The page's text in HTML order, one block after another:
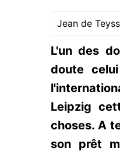
Jean de
L'un des
doute
Leipzig
choses. A
son prêt